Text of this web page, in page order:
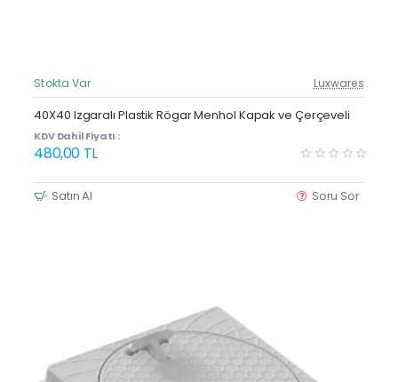
Güncel Fiyat
Yeni Ürün
Stokta Var Luxwares
40X40 Izgaralı Plastik Rögar Menhol Kapak ve Çerçeveli
KDV Dahil Fiyatı :
480,00 TL
Satın Al Soru Sor